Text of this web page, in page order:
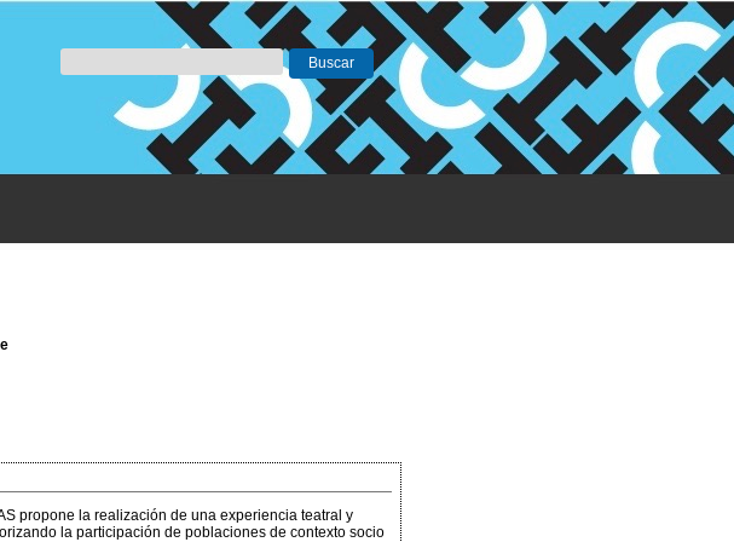
propone la realización de una experiencia teatral y
la participación de poblaciones de contexto socio